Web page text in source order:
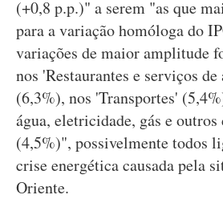
(+0,8 p.p.)" a serem "as que
para a variação homóloga do
variações de maior amplitude
nos 'Restaurantes e serviços
(6,3%), nos 'Transportes'
água, eletricidade, gás e
(4,5%)", possivelmente todos
crise energética causada pela
Oriente.